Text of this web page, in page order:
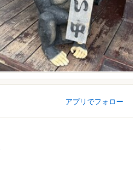
アプリでフォロー